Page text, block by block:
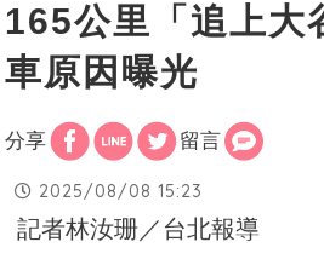
165公里「追上大
車原因曝光
分享 留言
2025/08/08 15:23
記者林汝珊／台北報導